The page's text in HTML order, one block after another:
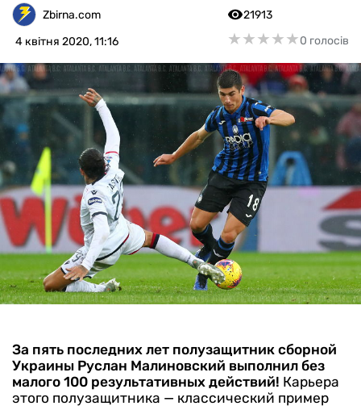
РІЗНЕZbirna.com
4 квітня 2020, 11:16
21913
★★★★★
★★★★★0 голосів
За пять последних лет полузащитник сборной
Украины Руслан Малиновский выполнил без
малого 100 результативных действий! Карьера
этого полузащитника — классический пример